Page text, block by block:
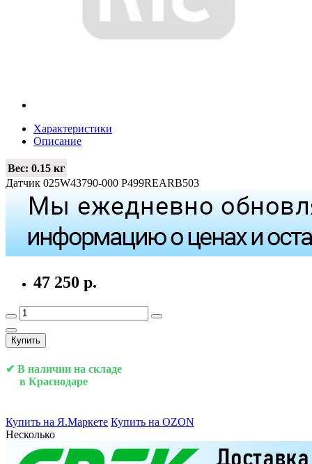
Характеристики
Описание
Вес: 0.15 кг
Датчик 025W43790-000 P499REARB503
47 250 р.
Купить
✔ В наличии на складе
в Краснодаре
Купить на Я.Маркете Купить на OZON
Несколько